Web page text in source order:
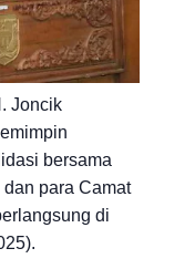
Joncik
bersama
para Camat
di